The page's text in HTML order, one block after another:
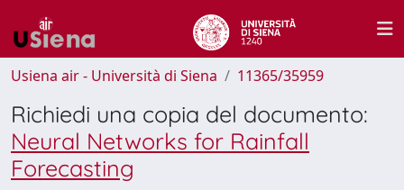
Usiena air - Università di Siena 11365/35959
Richiedi una copia del documento:
Neural Networks for Rainfall
Forecasting